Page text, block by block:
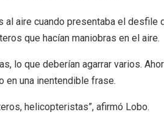
al aire cuando presentaba el desfile
que hacían maniobras en el aire.
lo que deberían agarrar varios.
en una inentendible frase.
helicopteristas”, afirmó Lobo.